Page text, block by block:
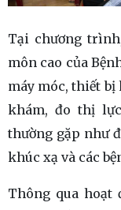
Tại chương
môn cao của
máy móc, thiết
khám, đo thị
thường gặp như
khúc xạ và các
Thông qua hoạt